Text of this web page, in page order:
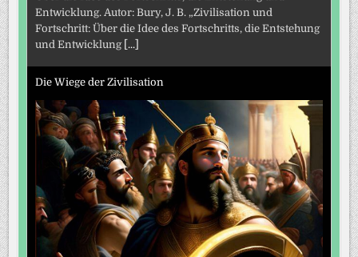
Entwicklung. Autor: Bury, J. B. „Zivilisation und
Fortschritt: Über die Idee des Fortschritts, die Entstehung
und Entwicklung [...]
Die Wiege der Zivilisation